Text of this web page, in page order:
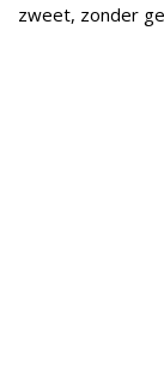
zweet, zonder